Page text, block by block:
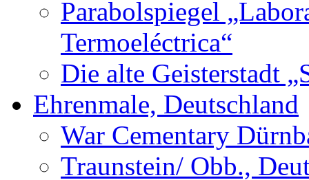
Parabolspiegel
Termoeléctrica“
Die alte Geisterstadt
Ehrenmale, Deutschland
War Cementary
Traunstein/ Obb.,